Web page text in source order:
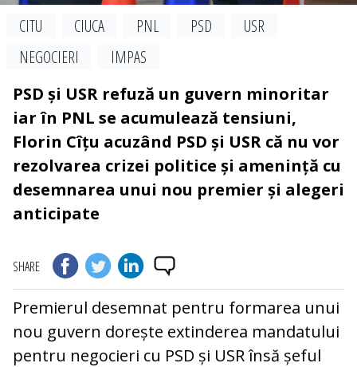
CITU CIUCA PNL PSD
USR
NEGOCIERI
IMPAS
PSD și USR refuză un guvern minoritar
iar în PNL se acumulează tensiuni,
Florin Cîțu acuzând PSD și USR că nu vor
rezolvarea crizei politice și amenință cu
desemnarea unui nou premier și alegeri
anticipate
SHARE
Premierul desemnat pentru formarea unui
nou guvern dorește extinderea mandatului
pentru negocieri cu PSD și USR însă șeful